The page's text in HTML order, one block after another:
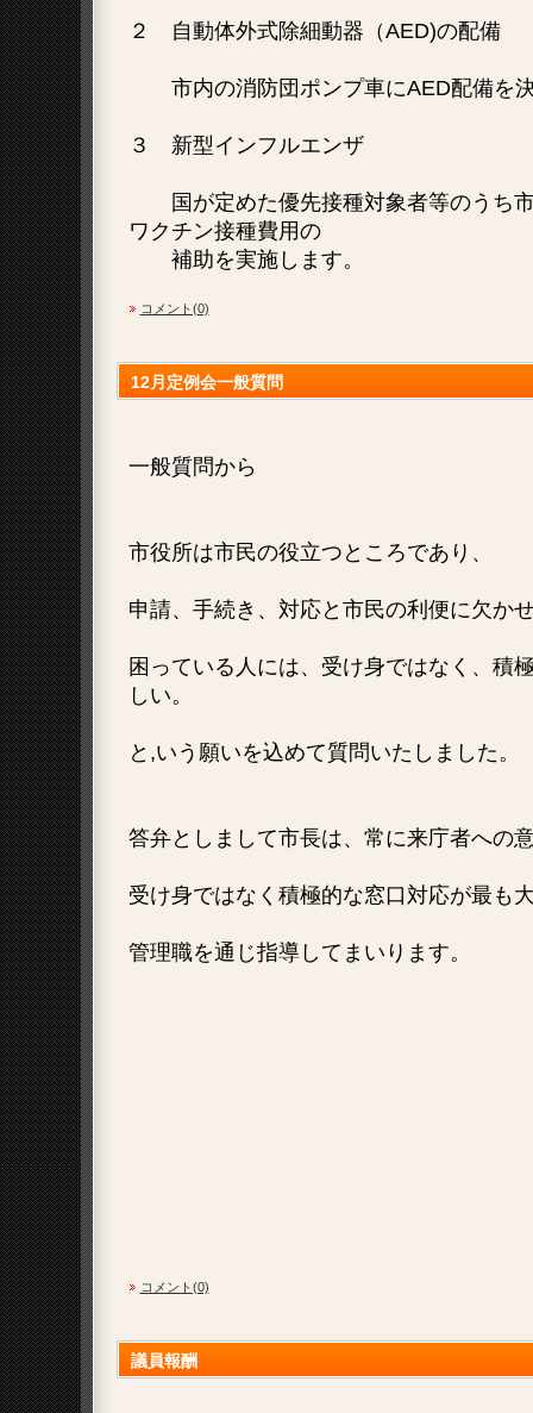
２ 自動体外式除細動器（AED)の配備
市内の消防団ポンプ車にAED配備を
３ 新型インフルエンザ
国が定めた優先接種対象者等のうち市
ワクチン接種費用の
補助を実施します。
コメント(0)
12月定例会一般質問
一般質問から
市役所は市民の役立つところであり、
申請、手続き、対応と市民の利便に欠か
困っている人には、受け身ではなく、積
しい。
と,いう願いを込めて質問いたしました。
答弁としまして市長は、常に来庁者への
受け身ではなく積極的な窓口対応が最も
管理職を通じ指導してまいります。
コメント(0)
議員報酬